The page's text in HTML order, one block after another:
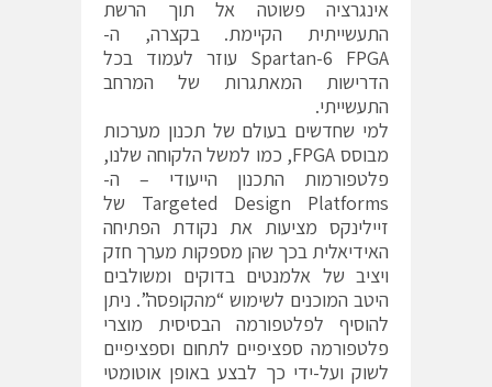
אינגרציה פשוטה אל תוך הרשת
התעשייתית הקיימת. בקצרה, ה-
Spartan-6 FPGA עוזר לעמוד בכל
הדרישות המאתגרות של המרחב
התעשייתי.
למי שחדשים בעולם של תכנון מערכות
מבוסס FPGA, כמו למשל הלקוחה שלנו,
פלטפורמות התכנון הייעודי – ה-
Targeted Design Platforms של
זיילינקס מציעות את נקודת הפתיחה
האידיאלית בכך שהן מספקות מערך חזק
ויציב של אלמנטים בדוקים ומשולבים
היטב המוכנים לשימוש “מהקופסה”. ניתן
להוסיף לפלטפורמה הבסיסית מוצרי
פלטפורמה ספציפיים לתחום וספציפיים
לשוק ועל-ידי כך לבצע באופן אוטומטי